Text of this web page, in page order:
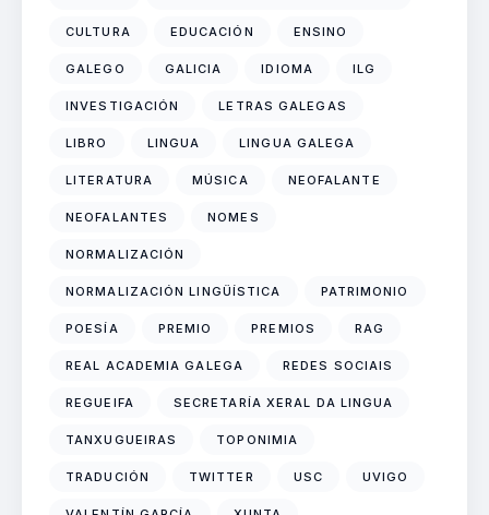
CULTURA EDUCACIÓN ENSINO
GALEGO GALICIA IDIOMA ILG
INVESTIGACIÓN LETRAS GALEGAS
LIBRO LINGUA LINGUA GALEGA
LITERATURA MÚSICA NEOFALANTE
NEOFALANTES NOMES
NORMALIZACIÓN
NORMALIZACIÓN LINGÜÍSTICA PATRIMONIO
POESÍA PREMIO PREMIOS RAG
REAL ACADEMIA GALEGA REDES SOCIAIS
REGUEIFA SECRETARÍA XERAL DA LINGUA
TANXUGUEIRAS TOPONIMIA
TRADUCIÓN TWITTER USC UVIGO